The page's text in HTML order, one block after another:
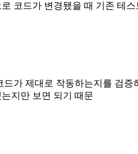
코드가 변경됐을 때 기존 테
드가 제대로 작동하는지를 검증
지만 보면 되기 때문